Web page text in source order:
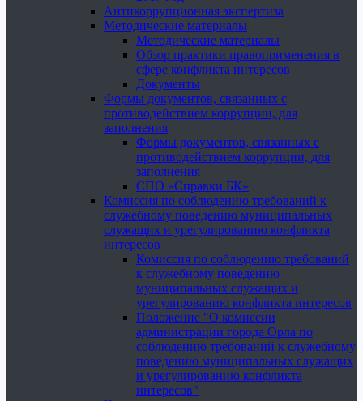
Антикоррупционная экспертиза
Методические материалы
Методические материалы
Обзор практики правоприменения в
сфере конфликта интересов
Документы
Формы документов, связанных с
противодействием коррупции, для
заполнения
Формы документов, связанных с
противодействием коррупции, для
заполнения
СПО «Справки БК»
Комиссия по соблюдению требований к
служебному поведению муниципальных
служащих и урегулированию конфликта
интересов
Комиссия по соблюдению требований
к служебному поведению
муниципальных служащих и
урегулированию конфликта интересов
Положение "О комиссии
администрации города Орла по
соблюдению требований к служебному
поведению муниципальных служащих
и урегулированию конфликта
интересов"